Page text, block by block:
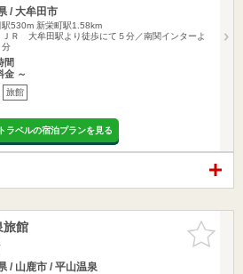
/ 大牟田市
駅530m 新栄町駅1.58km
ＪＲ 大牟田駅より徒歩にて５分／南関インターよ
分
間
金 ～
旅館
ラベルの宿泊プランを見る
お気に入
りに追加
館
/ 山鹿市 / 平山温泉